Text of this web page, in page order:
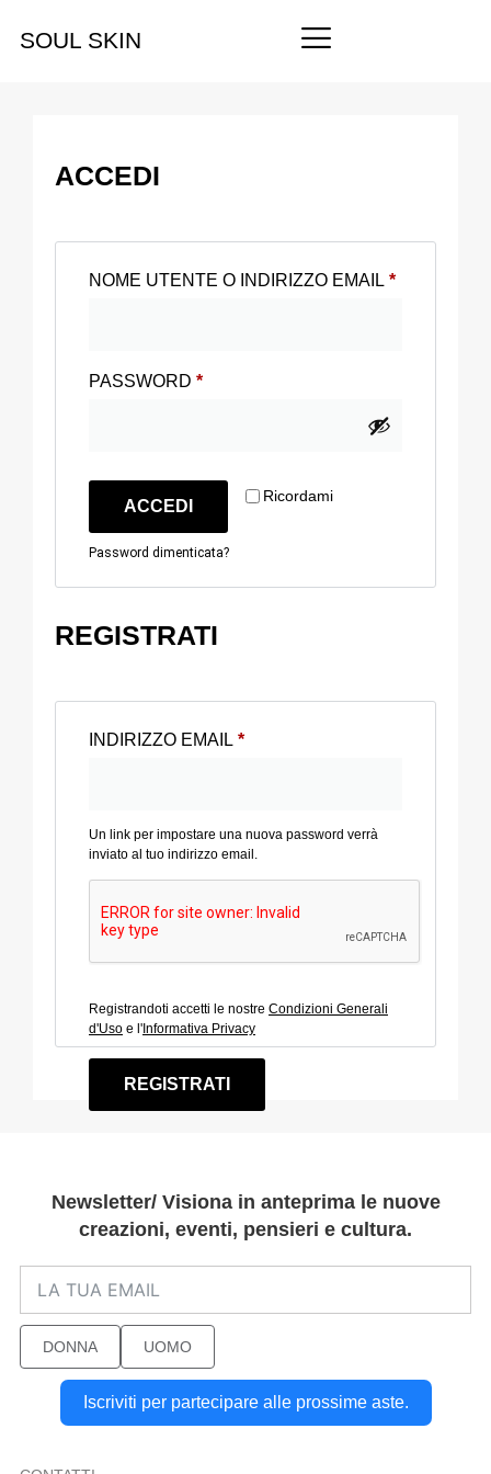
SOUL SKIN
ACCEDI
NOME UTENTE O INDIRIZZO EMAIL *
PASSWORD *
Ricordami
ACCEDI
Password dimenticata?
REGISTRATI
INDIRIZZO EMAIL *
Un link per impostare una nuova password verrà
inviato al tuo indirizzo email.
Registrandoti accetti le nostre Condizioni Generali
d'Uso e l'Informativa Privacy
REGISTRATI
Newsletter/ Visiona in anteprima le nuove
creazioni, eventi, pensieri e cultura.
DONNA UOMO
Iscriviti per partecipare alle prossime aste.